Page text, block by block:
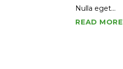
Nulla eget...
READ MORE